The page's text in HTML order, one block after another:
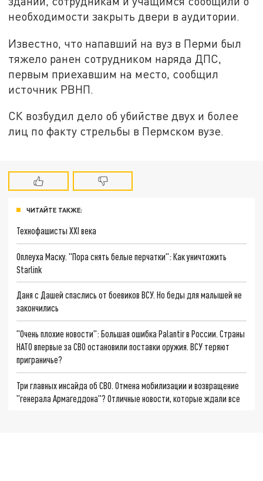
необходимости закрыть двери в аудитории.
Известно, что напавший на вуз в Перми был
тяжело ранен сотрудником наряда ДПС,
первым приехавшим на место, сообщил
источник РВНП.
СК возбудил дело об убийстве двух и более
лиц по факту стрельбы в Пермском вузе.
ЧИТАЙТЕ ТАКЖЕ:
Технофашисты XXI века
Оплеуха Маску. "Пора снять белые перчатки": Как уничтожить
Starlink
Даня с Дашей спаслись от боевиков ВСУ. Но беды для малышей не
закончились
"Очень плохие новости": Большая ошибка Palantir в России. Страны
НАТО впервые за СВО остановили поставки оружия. ВСУ теряют
приграничье?
Три главных инсайда об СВО. Отмена мобилизации и возвращение
"генерала Армагеддона"? Отличные новости, которые ждали все